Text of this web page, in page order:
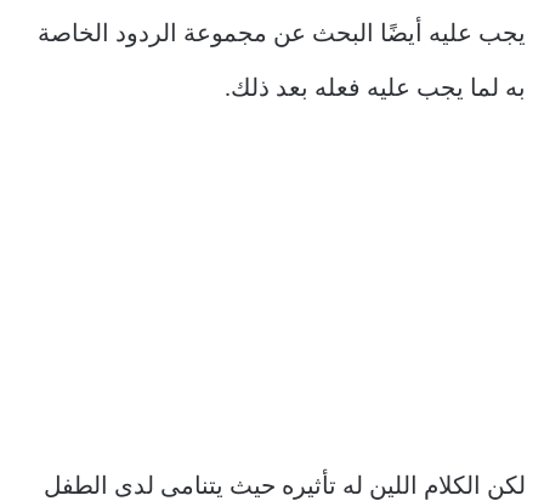
يجب عليه أيضًا البحث عن مجموعة الردود الخاصة
به لما يجب عليه فعله بعد ذلك.
لكن الكلام اللين له تأثيره حيث يتنامى لدى الطفل